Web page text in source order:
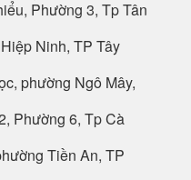
Phường 3, Tp Tân
Ninh, TP Tây
phường Ngô Mây,
Phường 6, Tp Cà
Tiền An, TP